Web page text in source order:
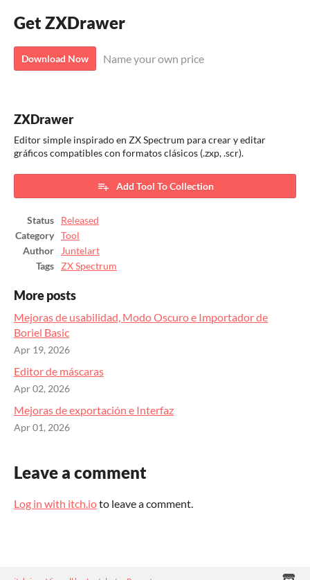
Get ZXDrawer
Download Now Name your own price
ZXDrawer
Editor simple inspirado en ZX Spectrum para crear y editar
gráficos compatibles con formatos clásicos (.zxp, .scr).
Add Tool To Collection
Status
Released
Category
Tool
Author
Juntelart
Tags
ZX Spectrum
More posts
Mejoras de usabilidad, Modo Oscuro e Importador de
Boriel Basic
Apr 19, 2026
Editor de máscaras
Apr 02, 2026
Mejoras de exportación e Interfaz
Apr 01, 2026
Leave a comment
Log in with itch.ioto leave a comment.